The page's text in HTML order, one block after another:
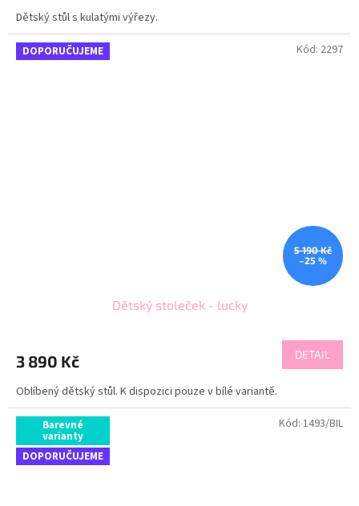
Dětský stůl s kulatými výřezy.
DOPORUČUJEME
5 190 Kč
–25 %
Dětský stoleček - lucky
3 890 Kč DETAIL
Oblíbený dětský stůl. K dispozici pouze v bílé variantě.
Kód: 2297
Barevné
varianty
DOPORUČUJEME
Kód: 1493/BIL